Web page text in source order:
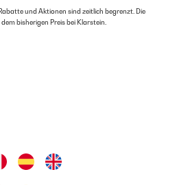
und Aktionen sind zeitlich begrenzt. Die
bisherigen Preis bei Klarstein.